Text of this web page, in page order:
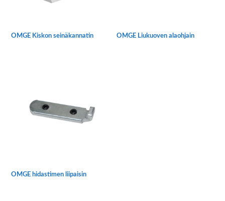
OMGE Kiskon seinäkannatin OMGE Liukuoven alaohjain
OMGE hidastimen liipaisin